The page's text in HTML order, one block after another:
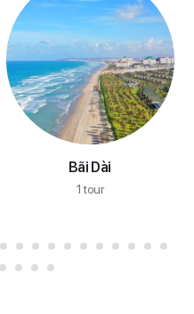
Bãi Dài
1 tour